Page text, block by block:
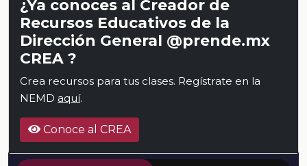
¿Ya conoces al Creador de
Recursos Educativos de la
Dirección General @prende.mx
CREA ?
Crea recursos para tus clases. Regístrate en la
NEMD aquí.
Conoce al CREA